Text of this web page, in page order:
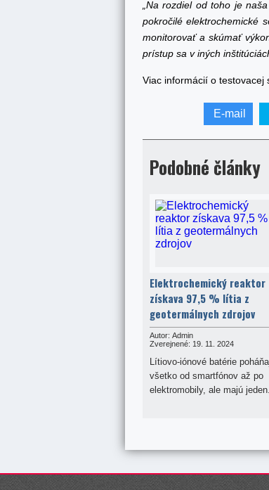
„Na rozdiel od toho je
pokročilé elektrochemické
monitorovať a skúmať
prístup sa v iných
Viac informácií o testovacej
E-mail
Podobné články
Elektrochemický reaktor
získava 97,5 % lítia z
geotermálnych zdrojov
Autor: Admin
Zverejnené: 19. 11. 2024
Lítiovo-iónové batérie
všetko od smartfónov až po
elektromobily, ale majú